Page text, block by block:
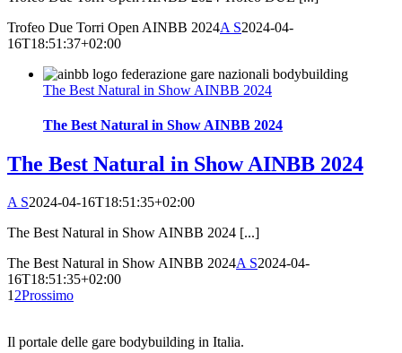
Trofeo Due Torri Open AINBB 2024A S2024-04-
16T18:51:37+02:00
The Best Natural in Show AINBB 2024
The Best Natural in Show AINBB 2024
The Best Natural in Show AINBB 2024
A S2024-04-16T18:51:35+02:00
The Best Natural in Show AINBB 2024 [...]
The Best Natural in Show AINBB 2024A S2024-04-
16T18:51:35+02:00
1 2Prossimo
Il portale delle gare bodybuilding in Italia.